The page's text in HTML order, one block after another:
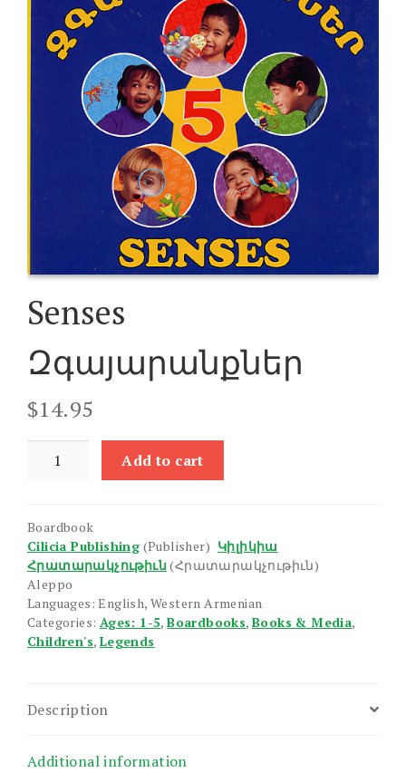
Senses
Զգայարանքներ
$14.95
quantity
Add to cart
Boardbook
Cilicia Publishing (Publisher) Կիլիկիա
Հրատարակչութիւն(Հրատարակչութիւն)
Aleppo
Languages: English, Western Armenian
Categories: Ages: 1-5,Boardbooks,Books & Media,
Children's, Legends
Description
Additional information